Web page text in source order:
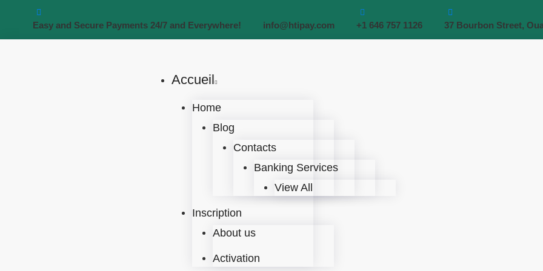
Easy and Secure Payments 24/7 and Everywhere! info@htipay.com +1 646 757 1126 37 Bourbon Street,
Accueil
Home
Blog
Contacts
Banking Services
View All
Inscription
About us
Activation